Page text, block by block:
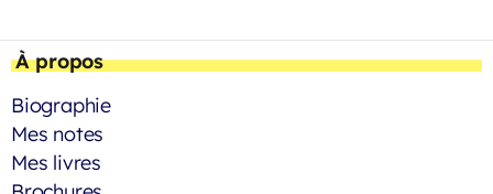
À propos
Biographie
Mes notes
Mes livres